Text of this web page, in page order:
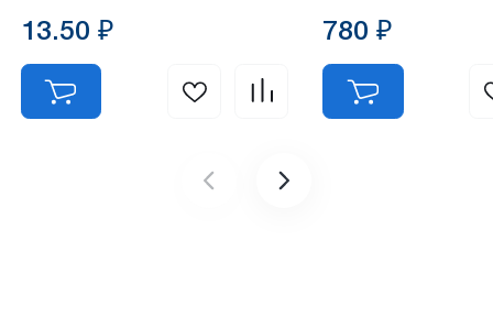
13.50 ₽
комплекте)
780 ₽